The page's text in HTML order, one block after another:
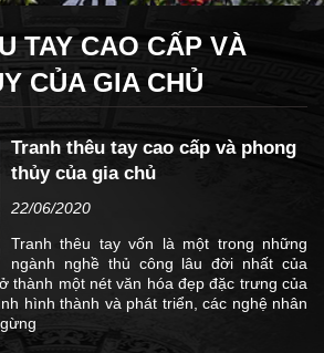
TAY CAO CẤP VÀ
CỦA GIA CHỦ
Tranh thêu tay cao cấp và phong
thủy của gia chủ
22/06/2020
Tranh thêu tay vốn là một trong những
ngành nghề thủ công lâu đời nhất của
thành một nét văn hóa đẹp đặc trưng của
hình thành và phát triển, các nghệ nhân